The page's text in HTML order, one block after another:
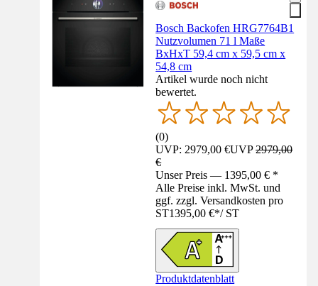
Bosch Backofen HRG7764B1
Nutzvolumen 71 l Maße
BxHxT 59,4 cm x 59,5 cm x
54,8 cm
Artikel wurde noch nicht
bewertet.
(0)
UVP: 2979,00 €UVP2979,00
€
Unser Preis — 1395,00 € *
Alle Preise inkl. MwSt. und
ggf. zzgl. Versandkosten pro
ST1395,00 €*/ ST
Produktdatenblatt